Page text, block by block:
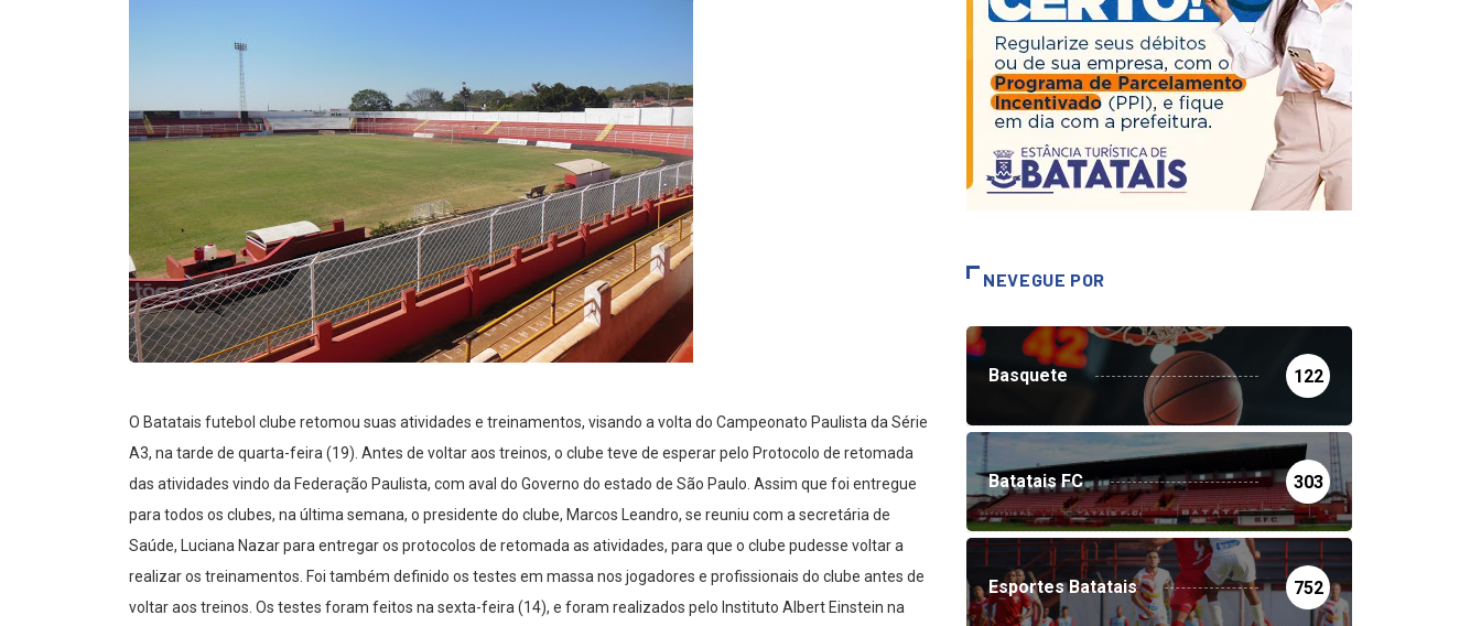
O Batatais futebol clube retomou suas atividades e treinamentos, visando a volta do Campeonato Paulista da Série
A3, na tarde de quarta-feira (19). Antes de voltar aos treinos, o clube teve de esperar pelo Protocolo de retomada
das atividades vindo da Federação Paulista, com aval do Governo do estado de São Paulo. Assim que foi entregue
para todos os clubes, na última semana, o presidente do clube, Marcos Leandro, se reuniu com a secretária de
Saúde, Luciana Nazar para entregar os protocolos de retomada as atividades, para que o clube pudesse voltar a
realizar os treinamentos. Foi também definido os testes em massa nos jogadores e profissionais do clube antes de
voltar aos treinos. Os testes foram feitos na sexta-feira (14), e foram realizados pelo Instituto Albert Einstein na
NEVEGUE POR
Basquete 122
Batatais FC 303
Esportes Batatais 752